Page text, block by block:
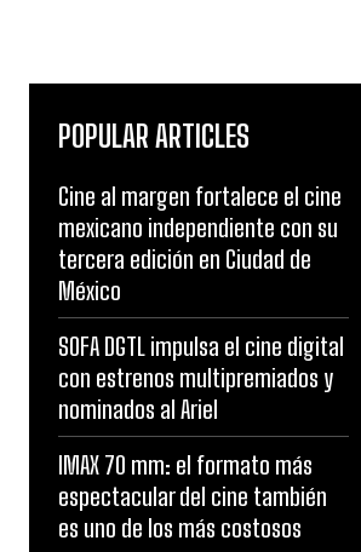
POPULAR ARTICLES
Cine al margen fortalece el cine
mexicano independiente con su
tercera edición en Ciudad de
México
SOFA DGTL impulsa el cine digital
con estrenos multipremiados y
nominados al Ariel
IMAX 70 mm: el formato más
espectacular del cine también
es uno de los más costosos